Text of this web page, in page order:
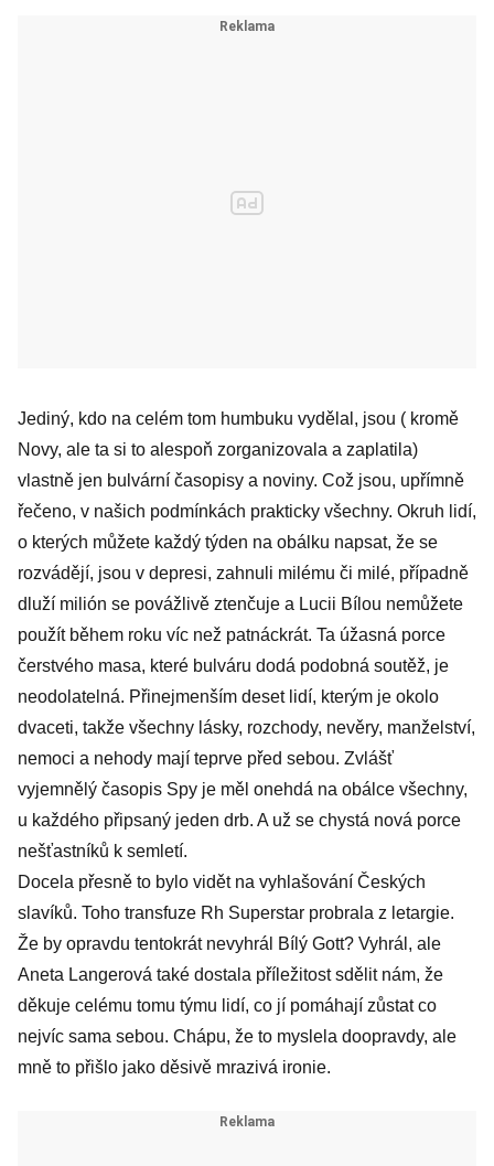
Jediný, kdo na celém tom humbuku vydělal, jsou ( kromě
Novy, ale ta si to alespoň zorganizovala a zaplatila)
vlastně jen bulvární časopisy a noviny. Což jsou, upřímně
řečeno, v našich podmínkách prakticky všechny. Okruh lidí,
o kterých můžete každý týden na obálku napsat, že se
rozvádějí, jsou v depresi, zahnuli milému či milé, případně
dluží milión se povážlivě ztenčuje a Lucii Bílou nemůžete
použít během roku víc než patnáckrát. Ta úžasná porce
čerstvého masa, které bulváru dodá podobná soutěž, je
neodolatelná. Přinejmenším deset lidí, kterým je okolo
dvaceti, takže všechny lásky, rozchody, nevěry, manželství,
nemoci a nehody mají teprve před sebou. Zvlášť
vyjemnělý časopis Spy je měl onehdá na obálce všechny,
u každého připsaný jeden drb. A už se chystá nová porce
nešťastníků k semletí.
Docela přesně to bylo vidět na vyhlašování Českých
slavíků. Toho transfuze Rh Superstar probrala z letargie.
Že by opravdu tentokrát nevyhrál Bílý Gott? Vyhrál, ale
Aneta Langerová také dostala příležitost sdělit nám, že
děkuje celému tomu týmu lidí, co jí pomáhají zůstat co
nejvíc sama sebou. Chápu, že to myslela doopravdy, ale
mně to přišlo jako děsivě mrazivá ironie.